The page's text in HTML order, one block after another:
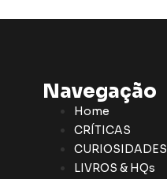
Navegação
Home
CRÍTICAS
CURIOSIDADES
LIVROS & HQs